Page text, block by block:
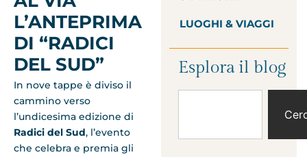
L’ANTEPRIMA
DI “RADICI
DEL SUD”
In nove tappe è diviso il
cammino verso
l’undicesima edizione di
Radici del Sud, l’evento
che celebra e premia gli
LUOGHI & VIAGGI
Esplora il blog